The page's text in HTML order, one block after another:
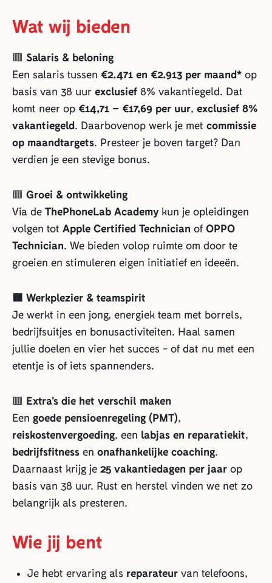
Wat wij bieden
🟥 Salaris & beloning
Een salaris tussen €2.471 en €2.913 per maand* op
basis van 38 uur exclusief 8% vakantiegeld. Dat
komt neer op €14,71 – €17,69 per uur, exclusief 8%
vakantiegeld. Daarbovenop werk je met commissie
op maandtargets. Presteer je boven target? Dan
verdien je een stevige bonus.
🟥 Groei & ontwikkeling
Via de ThePhoneLab Academykun je opleidingen
volgen tot Apple Certified Technician of OPPO
Technician. We bieden volop ruimte om door te
groeien en stimuleren eigen initiatief en ideeën.
🟥 Werkplezier & teamspirit
Je werkt in een jong, energiek team met borrels,
bedrijfsuitjes en bonusactiviteiten. Haal samen
jullie doelen en vier het succes - of dat nu met een
etentje is of iets spannenders.
🟥 Extra’s die het verschil maken
Een goede pensioenregeling (PMT),
reiskostenvergoeding, een labjas en reparatiekit,
bedrijfsfitness en onafhankelijke coaching.
Daarnaast krijg je 25 vakantiedagen per jaar op
basis van 38 uur. Rust en herstel vinden we net zo
belangrijk als presteren.
Wie jij bent
Je hebt ervaring als reparateur van telefoons,